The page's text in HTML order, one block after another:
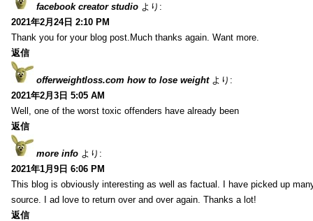
facebook creator studio より:
2021年2月24日 2:10 PM
Thank you for your blog post.Much thanks again. Want more.
返信
offerweightloss.com how to lose weight より:
2021年2月3日 5:05 AM
Well, one of the worst toxic offenders have already been
返信
more info より:
2021年1月9日 6:06 PM
This blog is obviously interesting as well as factual. I have picked up
source. I ad love to return over and over again. Thanks a lot!
返信